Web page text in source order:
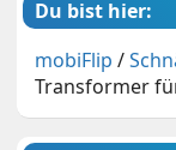
Du bist hier:
mobiFlip /
Transformer